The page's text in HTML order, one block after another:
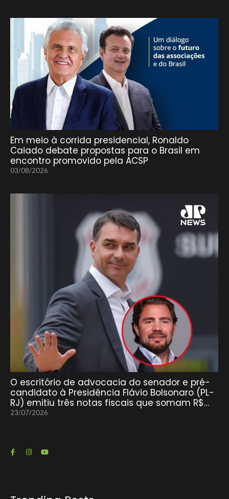
Em meio à corrida presidencial, Ronaldo
Caiado debate propostas para o Brasil em
encontro promovido pela ACSP
03/08/2026
O escritório de advocacia do senador e pré-
candidato à Presidência Flávio Bolsonaro (PL-
RJ) emitiu três notas fiscais que somam R$…
23/07/2026